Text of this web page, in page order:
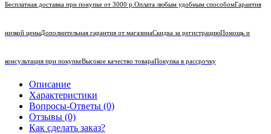
Бесплатная доставка при покупке от 3000 р. Оплата любым удобным способомГарантия
низкой ценыДополнительная гарантия от магазинаСкидка за регистрациюПомощь и
консультация при покупкеВысокое качество товараПокупка в рассрочку
Описание
Характеристики
Вопросы-Ответы (0)
Отзывы (0)
Как сделать заказ?